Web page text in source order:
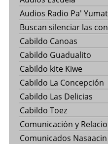
Audios Radio Pa' Yumat
Buscan silenciar las
Cabildo Canoas
Cabildo Guadualito
Cabildo kite Kiwe
Cabildo La Concepción
Cabildo Las Delicias
Cabildo Toez
Comunicación y
Comunicados Nasaacin